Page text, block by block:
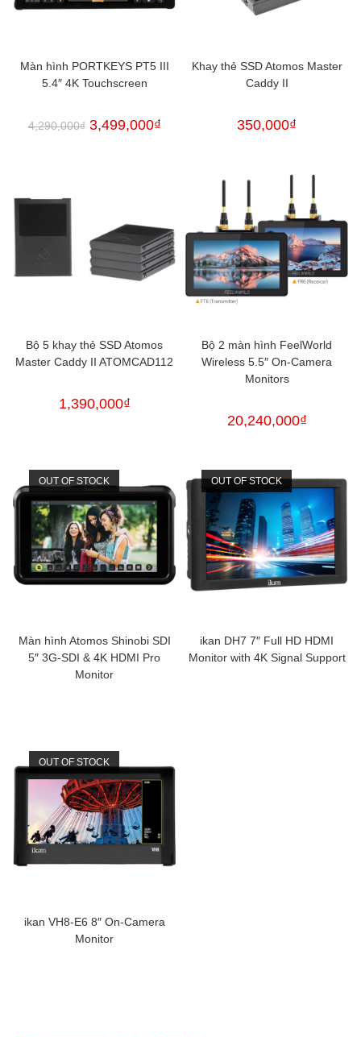
Màn hình PORTKEYS PT5 III
5.4″ 4K Touchscreen
4,290,000₫ 3,499,000₫
Khay thẻ SSD Atomos Master
Caddy II
350,000₫
Bộ 5 khay thẻ SSD Atomos
Master Caddy II ATOMCAD112
1,390,000₫
Bộ 2 màn hình FeelWorld
Wireless 5.5″ On-Camera
Monitors
20,240,000₫
OUT OF STOCK
Màn hình Atomos Shinobi SDI
5″ 3G-SDI & 4K HDMI Pro
Monitor
OUT OF STOCK
ikan DH7 7″ Full HD HDMI
Monitor with 4K Signal Support
OUT OF STOCK
ikan VH8-E6 8″ On-Camera
Monitor